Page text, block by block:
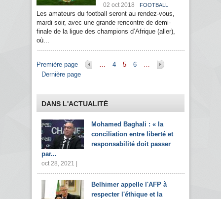
02 oct 2018 FOOTBALL
Les amateurs du football seront au rendez-vous,
mardi soir, avec une grande rencontre de demi-
finale de la ligue des champions d’Afrique (aller),
où...
Pages
Première page … 4 5 6
…
Dernière page
DANS L'ACTUALITÉ
Mohamed Baghali : « la
conciliation entre liberté et
responsabilité doit passer
par...
oct 28, 2021 |
Belhimer appelle l'AFP à
respecter l'éthique et la